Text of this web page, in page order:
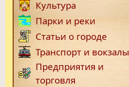
Культура
Парки и реки
Статьи о городе
Транспорт и вокзалы
Предприятия и
торговля